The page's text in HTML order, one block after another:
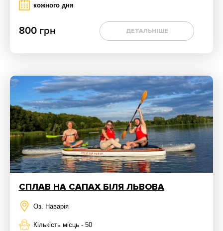
кожного дня
800 грн ДЕТАЛЬНІШЕ
СПЛАВ НА САПАХ БІЛЯ ЛЬВОВА
Оз. Наварія
Кількість місць - 50